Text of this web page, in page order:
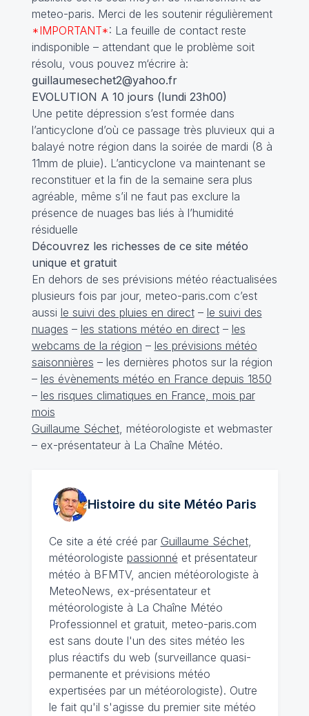
meteo-paris. Merci de les soutenir régulièrement
*IMPORTANT*: La feuille de contact reste
indisponible – attendant que le problème soit
résolu, vous pouvez m‘écrire à:
guillaumesechet2@yahoo.fr
EVOLUTION A 10 jours (lundi 23h00)
Une petite dépression s’est formée dans
l’anticyclone d’où ce passage très pluvieux qui a
balayé notre région dans la soirée de mardi (8 à
11mm de pluie). L’anticyclone va maintenant se
reconstituer et la fin de la semaine sera plus
agréable, même s’il ne faut pas exclure la
présence de nuages bas liés à l’humidité
résiduelle
Découvrez les richesses de ce site météo
unique et gratuit
En dehors de ses prévisions météo réactualisées
plusieurs fois par jour, meteo-paris.com c’est
aussi le suivi des pluies en direct– le suivi des
nuages – les stations météo en direct– les
webcams de la région – les prévisions météo
saisonnières – les dernières photos sur la région
– les évènements météo en France depuis 1850
– les risques climatiques en France, mois par
mois
Guillaume Séchet, météorologiste et webmaster
– ex-présentateur à La Chaîne Météo.
Histoire du site MétéoParis
Ce site a été créé par Guillaume Séchet,
météorologiste passionné et présentateur
météo à BFMTV, ancien météorologiste à
MeteoNews, ex-présentateur et
météorologiste à La Chaîne Météo
Professionnel et gratuit, meteo-paris.com
est sans doute l'un des sites météo les
plus réactifs du web (surveillance quasi-
permanente et prévisions météo
expertisées par un météorologiste). Outre
le fait qu'il s'agisse du premier site météo